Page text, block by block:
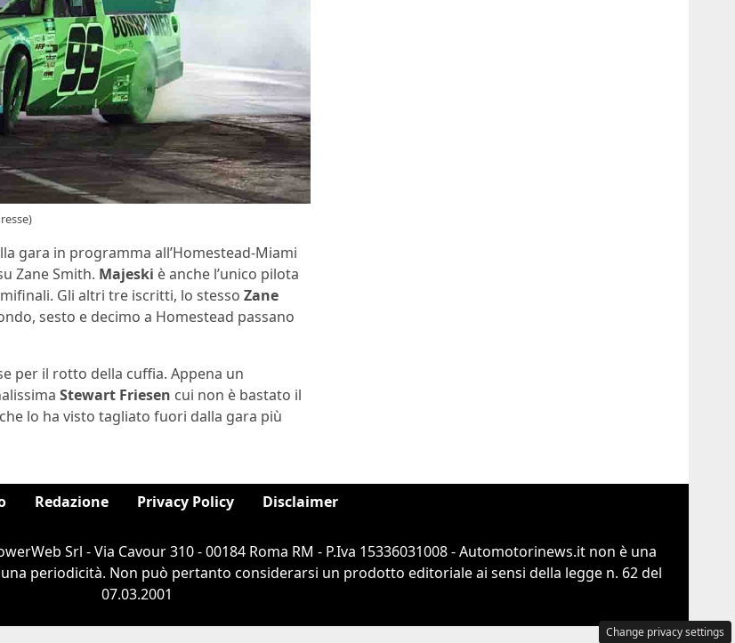
gara in programma all’Homestead-Miami
Zane Smith. Majeski è anche l’unico pilota
Gli altri tre iscritti, lo stesso Zane
sesto e decimo a Homestead passano
per il rotto della cuffia. Appena un
Stewart Friesen cui non è bastato il
lo ha visto tagliato fuori dalla gara più
Redazione Privacy Policy Disclaimer
Srl - Via Cavour 310 - 00184 Roma RM - P.Iva 15336031008 - Automotorinews.it non è una
periodicità. Non può pertanto considerarsi un prodotto editoriale ai sensi della legge n. 62 del
07.03.2001
Change privacy settings